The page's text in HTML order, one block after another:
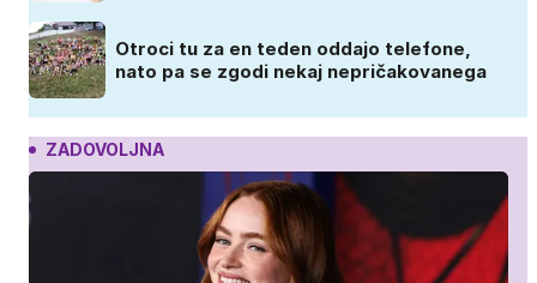
Otroci tu za en teden oddajo telefone,
nato pa se zgodi nekaj nepričakovanega
ZADOVOLJNA